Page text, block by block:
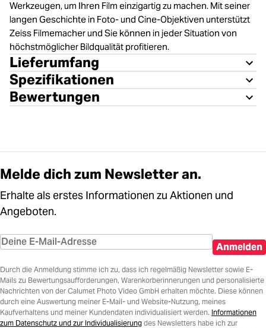
Werkzeugen, um Ihren Film einzigartig zu machen. Mit seiner
langen Geschichte in Foto- und Cine-Objektiven unterstützt
Zeiss Filmemacher und Sie können in jeder Situation von
höchstmöglicher Bildqualität profitieren.
Lieferumfang
Spezifikationen
Bewertungen
Melde dich zum Newsletter an.
Erhalte als erstes Informationen zu Aktionen und
Angeboten.
Anmelden
Durch die Anmeldung stimme ich zu, dass ich regelmäßig Newsletter sowie E-
Mails zu Bewertungsaufforderungen, Warenkorberinnerungen und personalisierte
Nachrichten von der Calumet Photo Video GmbH erhalten möchte. Diese können
durch eine Auswertung meiner E-Mail- und Website-Nutzung, meines
Kaufverhaltens und meiner Kundendaten individualisiert werden. Informationen
zum Datenschutz und zur Individualisierung des Newsletters habe ich zur